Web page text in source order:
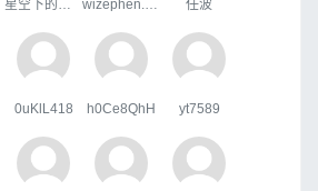
任波
0uKlL418 h0Ce8QhH yt7589